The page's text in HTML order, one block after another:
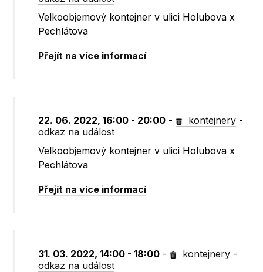
Velkoobjemový kontejner v ulici Holubova x
Pechlátova
Přejít na více informací
22. 06. 2022, 16:00 - 20:00 - kontejnery -
odkaz na událost
Velkoobjemový kontejner v ulici Holubova x
Pechlátova
Přejít na více informací
31. 03. 2022, 14:00 - 18:00 - kontejnery -
odkaz na událost